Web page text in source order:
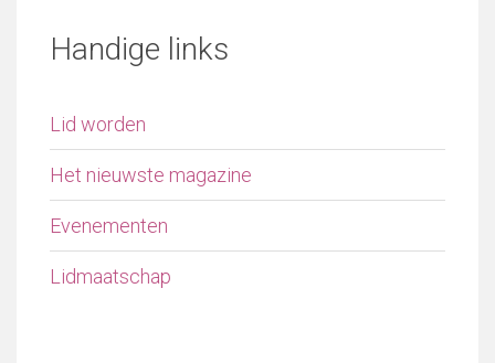
Handige links
Lid worden
Het nieuwste magazine
Evenementen
Lidmaatschap